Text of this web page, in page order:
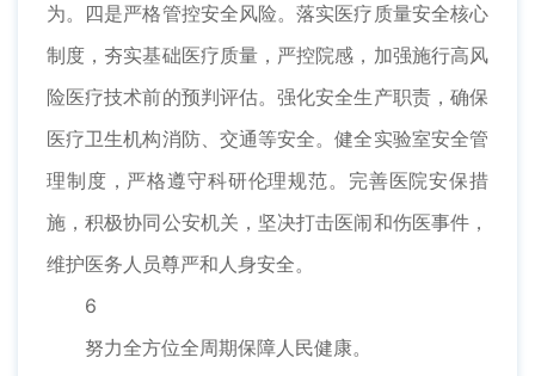
为。四是严格管控安全风险。落实医疗质量安全核心
制度，夯实基础医疗质量，严控院感，加强施行高风
险医疗技术前的预判评估。强化安全生产职责，确保
医疗卫生机构消防、交通等安全。健全实验室安全管
理制度，严格遵守科研伦理规范。完善医院安保措
施，积极协同公安机关，坚决打击医闹和伤医事件，
维护医务人员尊严和人身安全。
6
努力全方位全周期保障人民健康。